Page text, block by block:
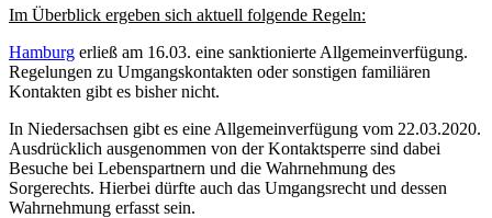
Im Überblick ergeben sich aktuell folgende Regeln:
Hamburg erließ am 16.03. eine sanktionierte Allgemeinverfügung.
Regelungen zu Umgangskontakten oder sonstigen familiären
Kontakten gibt es bisher nicht.
In Niedersachsen gibt es eine Allgemeinverfügung vom 22.03.2020.
Ausdrücklich ausgenommen von der Kontaktsperre sind dabei
Besuche bei Lebenspartnern und die Wahrnehmung des
Sorgerechts. Hierbei dürfte auch das Umgangsrecht und dessen
Wahrnehmung erfasst sein.